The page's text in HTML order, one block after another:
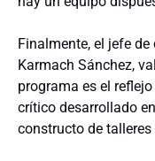
Finalmente, el jefe
Karmach Sánchez,
programa es el
crítico desarrollado
constructo de